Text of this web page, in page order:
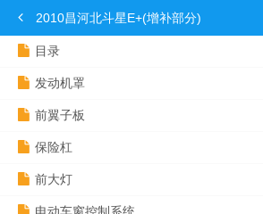
2010昌河北斗星E+(增补部分)
目录
发动机罩
前翼子板
保险杠
前大灯